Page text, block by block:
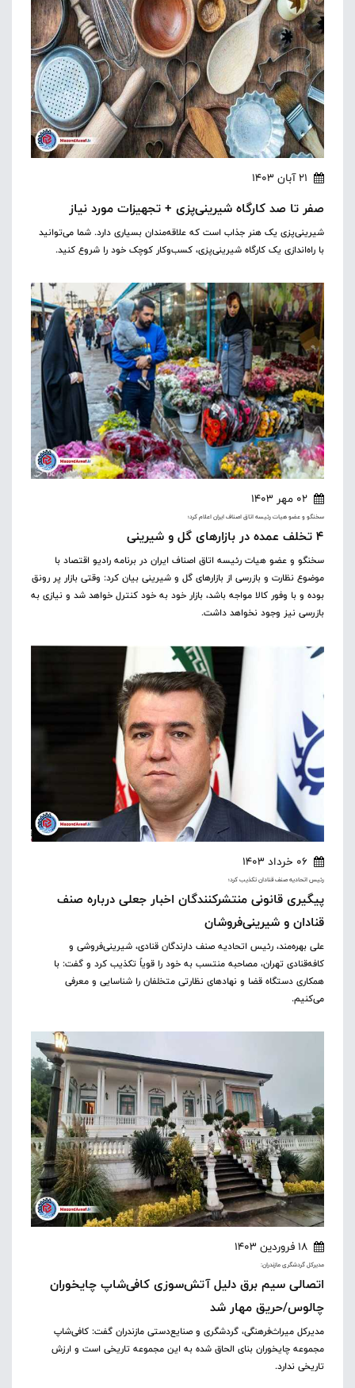
21 آبان 1403
صفر تا صد کارگاه شیرینی‌پزی + تجهیزات مورد نیاز
شیرینی‌پزی یک هنر جذاب است که علاقه‌مندان بسیاری دارد. شما می‌توانید
با راه‌اندازی یک کارگاه شیرینی‌پزی، کسب‌وکار کوچک خود را شروع کنید.
02 مهر 1403
سخنگو و عضو هیات رئیسه اتاق اصناف ایران اعلام کرد؛
۴ تخلف عمده در بازار‌های گل و شیرینی
سخنگو و عضو هیات رئیسه اتاق اصناف ایران در برنامه رادیو اقتصاد با
موضوع نظارت و بازرسی از بازارهای گل و شیرینی بیان کرد: وقتی بازار پر رونق
بوده و با وفور کالا مواجه باشد، بازار خود به خود کنترل خواهد شد و نیازی به
بازرسی نیز وجود نخواهد داشت.
06 خرداد 1403
رئیس اتحادیه صنف قنادان تکذیب کرد؛
پیگیری قانونی منتشرکنندگان اخبار جعلی درباره صنف
قنادان و شیرینی‌فروشان
علی بهره‌مند، رئیس اتحادیه صنف دارندگان قنادی، شیرینی‌فروشی و
کافه‌قنادی تهران، مصاحبه منتسب به خود را قویاً تکذیب کرد و گفت: با
همکاری دستگاه قضا و نهادهای نظارتی متخلفان را شناسایی و معرفی
می‌کنیم.
18 فروردین 1403
مدیرکل گردشگری مازندران:
اتصالی سیم برق دلیل آتش‌سوزی کافی‌شاپ چایخوران
چالوس/حریق مهار شد
مدیرکل میراث‌فرهنگی، گردشگری و صنایع‌دستی مازندران گفت: کافی‌شاپ
مجموعه چایخوران بنای الحاق شده به این مجموعه تاریخی است و ارزش
تاریخی ندارد.